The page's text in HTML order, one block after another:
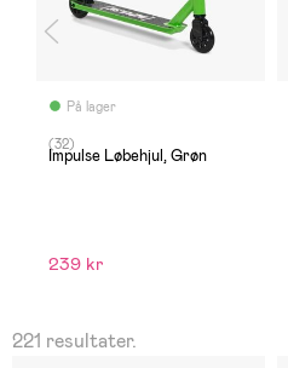
På lager
(32)
Impulse Løbehjul, Grøn
239 kr
221 resultater.